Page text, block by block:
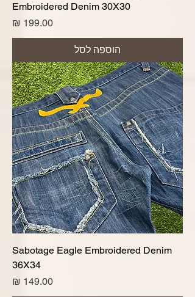
Embroidered Denim 30X30
מחיר
הוספה לסל
Sabotage Eagle Embroidered Denim
36X34
מחיר